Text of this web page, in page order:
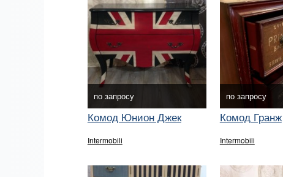
по запросу
Комод Юнион Джек
Intermobili
по запросу
Комод Гранж
Intermobili